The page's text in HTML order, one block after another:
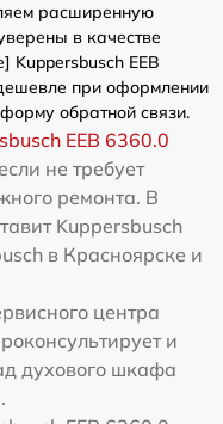
расширенную
в качестве
Kuppersbusch EEB
при оформлении
обратной связи.
EEB 6360.0
не требует
ремонта. В
Kuppersbusch
в Красноярске и
центра
и
духового шкафа